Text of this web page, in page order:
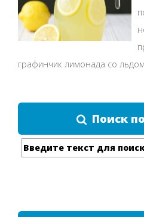
графинчик лимонада со
Поиск